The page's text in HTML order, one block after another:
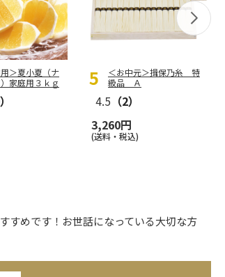
＞夏小夏（ナ
家庭用３ｋｇ
＜お中元＞揖保乃糸 特
級品 Ａ
4.5 （2）
3,260円
(送料・税込)
すめです！お世話になっている大切な方